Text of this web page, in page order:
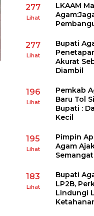
277
Lihat
LKAAM
277
Lihat
Bupati
Akurat
Diambil
196
Lihat
Pemkab
Baru Tol
Bupati :
Kecil
195
Lihat
Pimpin
Agam
183
Lihat
Bupati
LP2B,
Lindungi